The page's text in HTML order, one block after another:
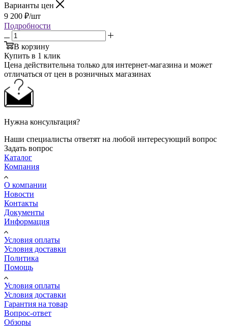
Варианты цен
9 200 ₽/шт
Подробности
В корзину
Купить в 1 клик
Цена действительна только для интернет-магазина и может
отличаться от цен в розничных магазинах
Нужна консультация?
Наши специалисты ответят на любой интересующий вопрос
Задать вопрос
Каталог
Компания
О компании
Новости
Контакты
Документы
Информация
Условия оплаты
Условия доставки
Политика
Помощь
Условия оплаты
Условия доставки
Гарантия на товар
Вопрос-ответ
Обзоры